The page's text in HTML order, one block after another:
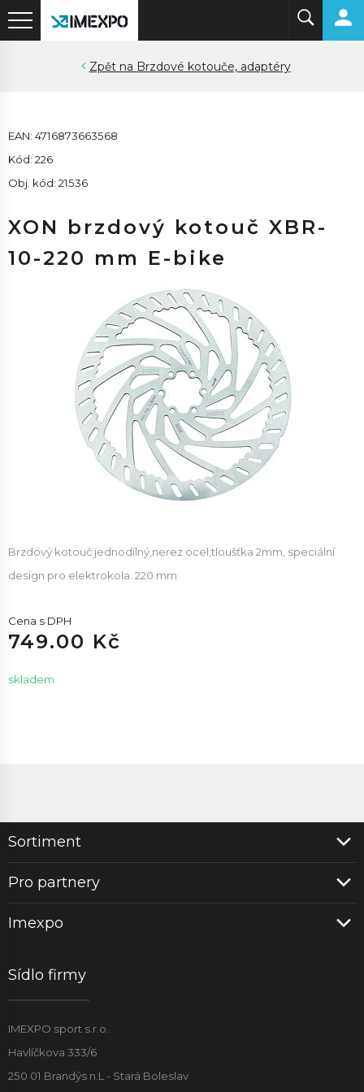
Brzdové kotouče, adaptéry
EAN: 4716873663568
Kód: 226
Obj. kód: 21536
XON brzdový kotouč XBR-
10-220 mm E-bike
Brzdový kotouč jednodílný,nerez ocel,tloušťka 2mm, speciální
design pro elektrokola. 220 mm
Cena s DPH
749.00 Kč
skladem
Sortiment
Pro partnery
Imexpo
Sídlo firmy
IMEXPO sport s.r.o.
Havlíčkova 333/6
250 01 Brandýs n.L - Stará Boleslav